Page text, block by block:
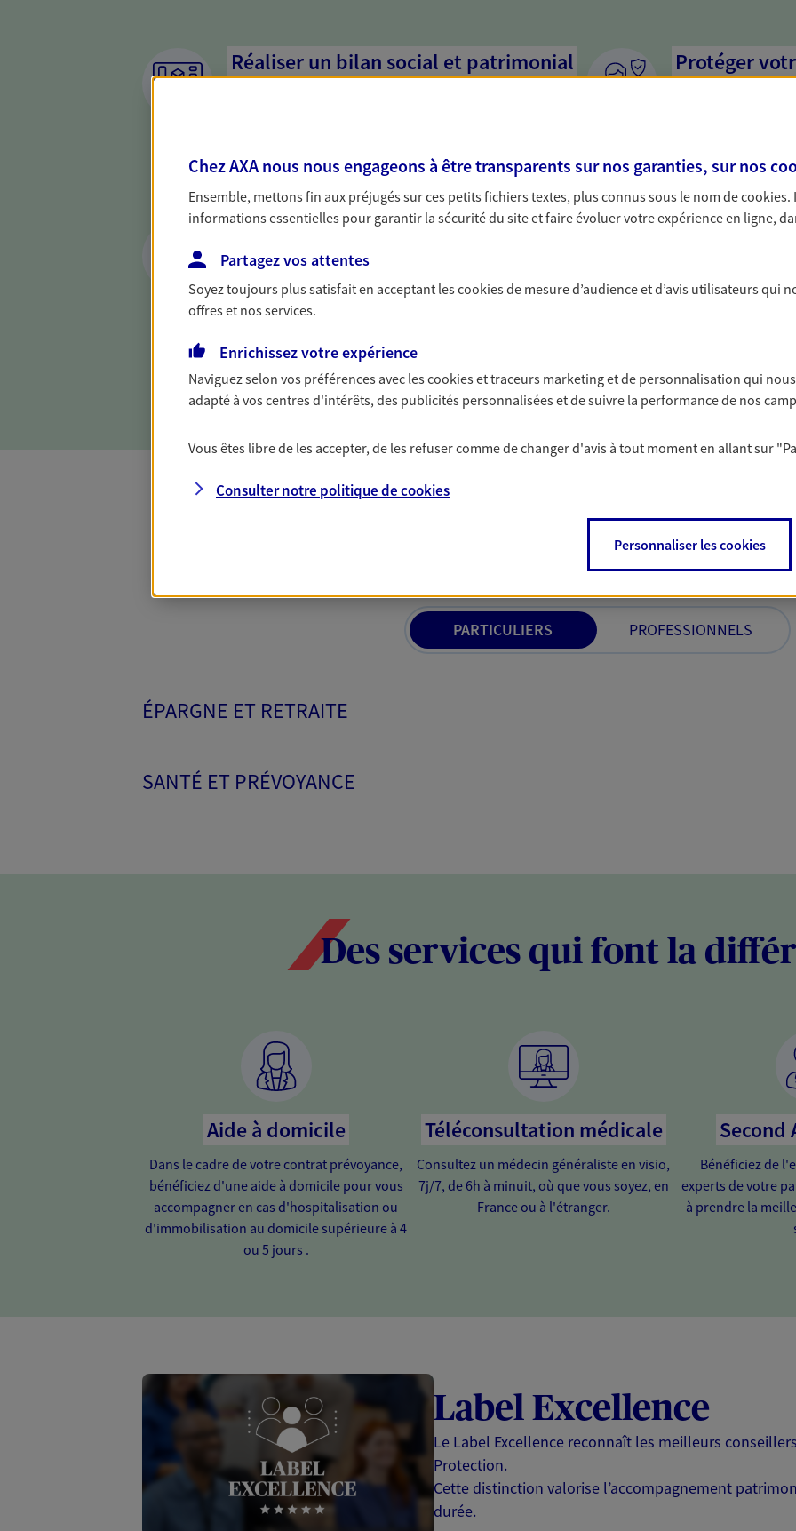
Réaliser un bilan social et patrimonial
dresser un bilan complet de votre situation. Une analyse
solide pour vous formuler des conseils cohérents avec vos
besoins.
Protéger
Nous sommes à
activité, mais aussi
interlocuteur pour
Anticiper les aléas graves avec nos
assurances prévoyance
Vous êtes travailleur non salarié ou particulier non couvert
par un contrat de prévoyance collectif ? Protégez-vous
incapacité, invalidité ou décès en vous appuyant sur notre
expertise.
chaque jour l'avenir
Toutes nos solutions AXA Épargne
PARTICULIERS PROFESSIONNELS
ÉPARGNE ET RETRAITE
SANTÉ ET PRÉVOYANCE
Des services qui font la
Aide à domicile
Dans le cadre de votre contrat prévoyance,
bénéficiez d'une aide à domicile pour vous
accompagner en cas d'hospitalisation ou
d'immobilisation au domicile supérieure à 4
ou 5 jours .
Téléconsultation médicale
Consultez un médecin généraliste en visio,
7j/7, de 6h à minuit, où que vous soyez, en
France ou à l'étranger.
Second
Bénéficiez de
experts de votre
à prendre la
Label Excellence
Le Label Excellence reconnaît les meilleurs
Protection.
Cette distinction valorise l’accompagnement
durée.
Chez AXA nous nous engageons à être transparents sur nos garanties, sur nos
Ensemble, mettons fin aux préjugés sur ces petits fichiers textes, plus connus sous le nom decookies.
informations essentielles pour garantir la sécurité du site et faire évoluer votre expérience en ligne,
Partagez vos attentes
Soyez toujours plus satisfait en acceptant lescookiesde mesure d’audience et d’avis utilisateurs qui
offres et nos services.
Enrichissez votre expérience
Naviguez selon vos préférences avec lescookies et traceurs marketing et de personnalisation qui
adapté à vos centres d'intérêts, des publicités personnalisées et de suivre la performance de nos
Vous êtes libre de les accepter, de les refuser comme de changer d'avis à tout moment en allant sur
Consulter notre politique decookies
Personnaliser les cookies